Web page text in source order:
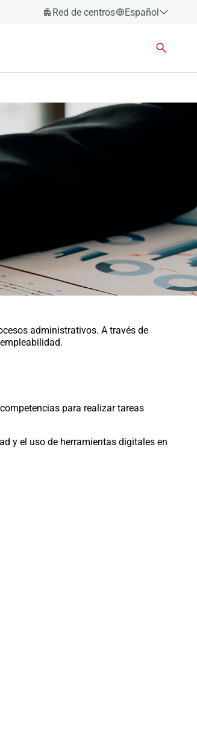
Red de centros
Español
administrativos. A través de
para realizar tareas
y el uso de herramientas digitales en